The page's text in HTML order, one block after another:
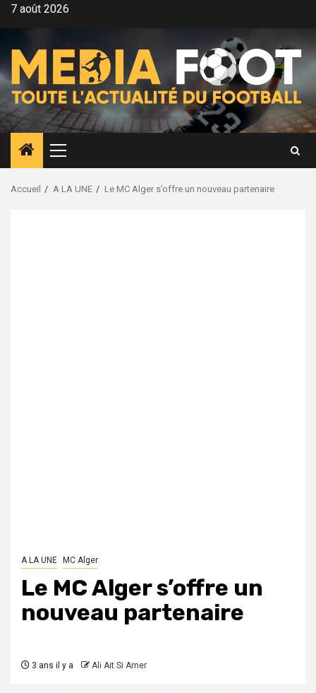
Aller7 août 2026
Menu
principal
Accueil A LA UNE Le MC Alger s’offre un nouveau partenaire
A LA UNE MC Alger
Le MC Alger s’offre un
nouveau partenaire
3 ans il y a Ali Ait Si Amer